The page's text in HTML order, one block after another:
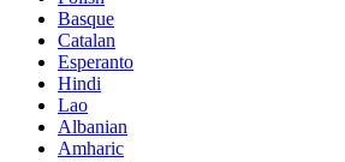
Basque
Catalan
Esperanto
Hindi
Lao
Albanian
Amharic